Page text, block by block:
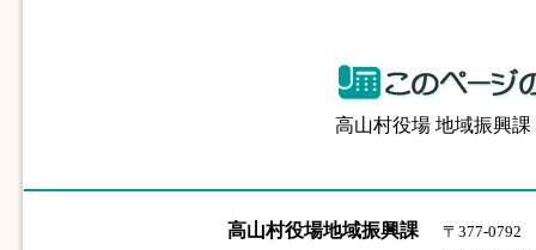
高山村役場 地域振興
高山村役場地域振興課
〒377-0792